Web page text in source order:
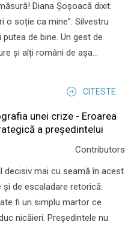
Diana Șoșoacă dixit:
o soție ca mine”. Silvestru
de bine. Un gest de
și alți români de așa...
CITESTE
unei crize - Eroarea
a președintelui
Contributors
decisiv mai cu seamă în acest
de escaladare retorică.
fi un simplu martor ce
nicăieri. Preşedintele nu